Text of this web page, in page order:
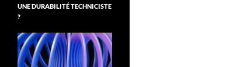
UNE DURABILITÉ TECHNICISTE
?